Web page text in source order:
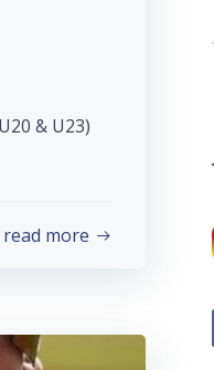
& U23)
read more